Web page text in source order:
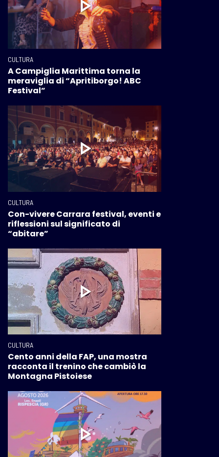
CULTURA
A Campiglia Marittima torna la
meraviglia di “Apritiborgo! ABC
Festival”
CULTURA
Con-vivere Carrara festival, eventi e
riflessioni sul significato di
“abitare”
CULTURA
Cento anni della FAP, una mostra
racconta il trenino che cambiò la
Montagna Pistoiese